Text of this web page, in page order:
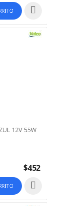
12V 55W
$452